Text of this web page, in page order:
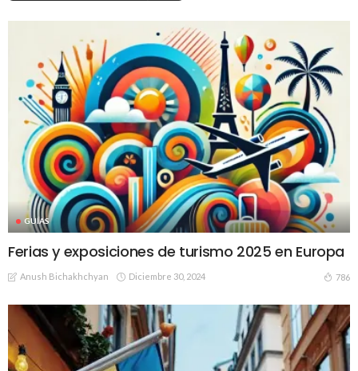
GUÍAS
Ferias y exposiciones de turismo 2025 en Europa
Anush Bichakhchyan Diciembre 30, 2024 786